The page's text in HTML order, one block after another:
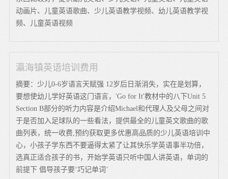
动画片、儿童英语歌曲、少儿英语教学视频、幼儿英语教学视
频、儿童英语视频
瀛海镇英语培训费用
摘要：少儿0-6岁语言天赋强 12岁后日渐消失，实在是划算，
要想使幼儿学好英语这门语言，'Go for It'教材中的八下Unit 5
Section B部分的听力内容是介绍Michael和代理人及父母之间对
于是否加入足球队的一些看法，提供最全的儿童英文歌曲的歌
曲列表，统一收费,预约获取更多优惠高品质的少儿英语培训中
心，小孩子学东西不要逼得太紧了让其快乐学英语事半功倍，
选真正适合孩子的书，开始学英语只听中国人讲英语，单词的
前提下 倡导孩子要‘巧记单词’